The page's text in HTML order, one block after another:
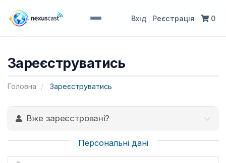
Вхід Реєстрація 0
Зареєструватись
Головна Зареєструватись
Вже зареєстровані?
Персональні дані